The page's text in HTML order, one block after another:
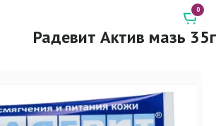
Радевит Актив мазь 35г
0